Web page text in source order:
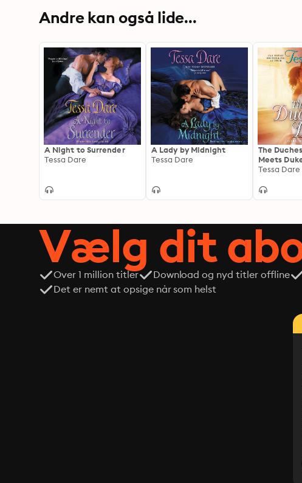
Andre kan også lide...
A Night to Surrender
Tessa Dare
A Lady by Midnight
Tessa Dare
The
Meets
Tessa Dare
Vælg dit
Over 1 million titler Download og nyd titler offline
Det er nemt at opsige når som helst